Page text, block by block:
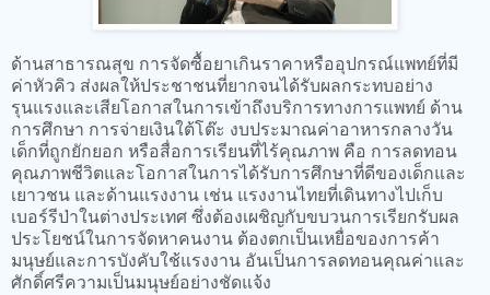
ด้านสาธารณสุข การจัดซื้อยาเกินราคาหรืออุปกรณ์แพทย์ที่มี
ค่าหัวคิว ส่งผลให้ประชาชนที่ยากจนได้รับผลกระทบอย่าง
รุนแรงและเสียโอกาสในการเข้าถึงบริการทางการแพทย์ ด้าน
การศึกษา การจ่ายเงินใต้โต๊ะ งบประมาณค่าอาหารกลางวัน
เด็กที่ถูกยักยอก หรือสื่อการเรียนที่ไร้คุณภาพ คือ การลดทอน
คุณภาพชีวิตและโอกาสในการได้รับการศึกษาที่ดีของเด็กและ
เยาวชน และด้านแรงงาน เช่น แรงงานไทยที่เดินทางไปเก็บ
เบอร์รีป่าในต่างประเทศ ซึ่งต้องเผชิญกับขบวนการเรียกรับผล
ประโยชน์ในการจัดหาคนงาน ต้องตกเป็นเหยื่อของการค้า
มนุษย์และการบังคับใช้แรงงาน อันเป็นการลดทอนคุณค่าและ
ศักดิ์ศรีความเป็นมนุษย์อย่างชัดแจ้ง